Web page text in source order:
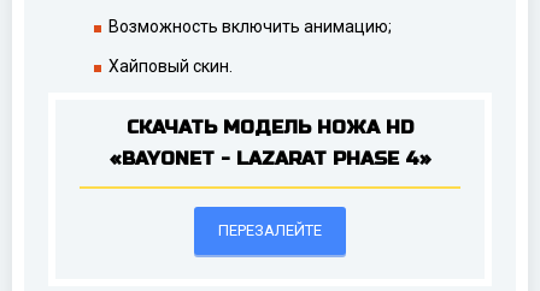
Возможность включить анимацию;
Хайповый скин.
СКАЧАТЬ МОДЕЛЬ НОЖА HD
«BAYONET - LAZARAT PHASE 4»
ПЕРЕЗАЛЕЙТЕ